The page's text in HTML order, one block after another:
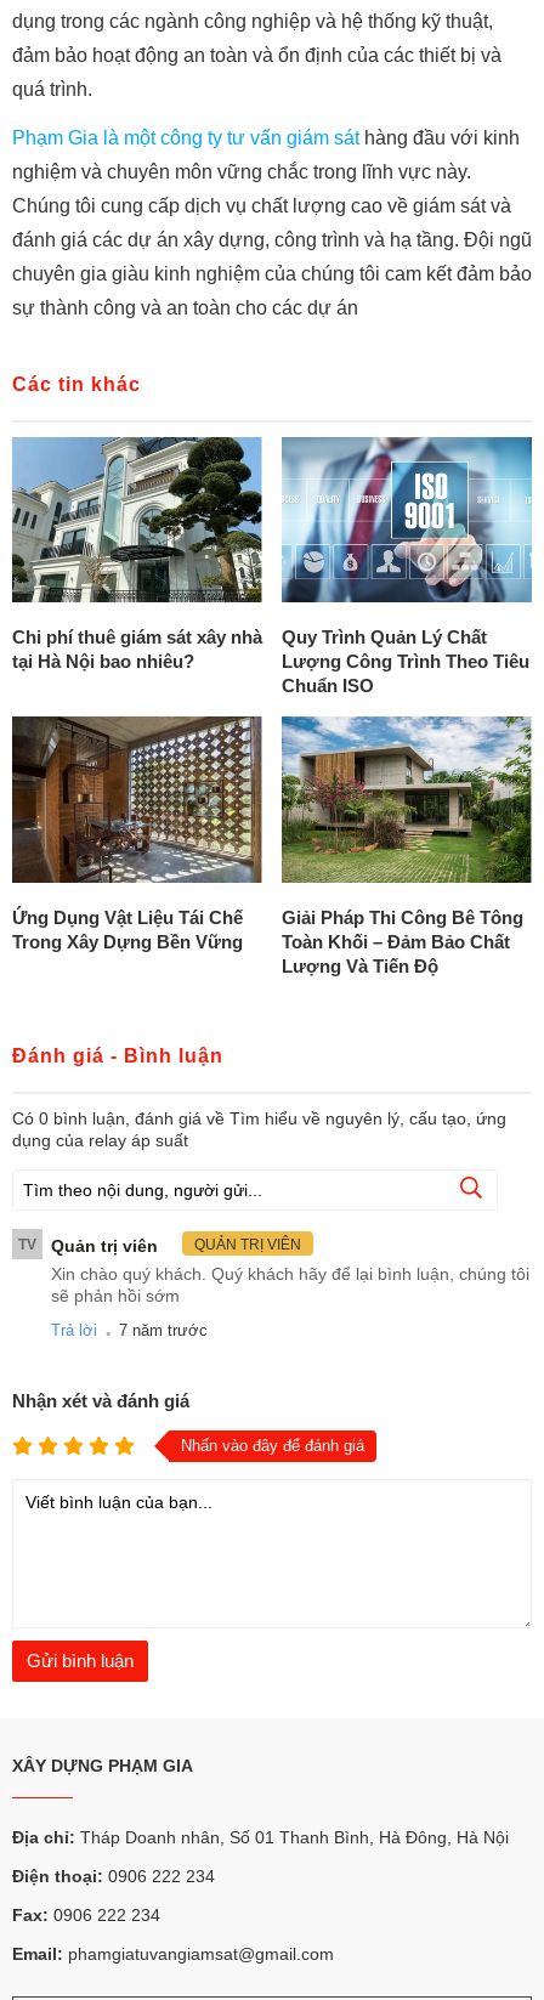
dụng trong các ngành công nghiệp và hệ thống kỹ thuật,
đảm bảo hoạt động an toàn và ổn định của các thiết bị và
quá trình.
Phạm Gia là một công ty tư vấn giám sáthàng đầu với kinh
nghiệm và chuyên môn vững chắc trong lĩnh vực này.
Chúng tôi cung cấp dịch vụ chất lượng cao về giám sát và
đánh giá các dự án xây dựng, công trình và hạ tầng. Đội ngũ
chuyên gia giàu kinh nghiệm của chúng tôi cam kết đảm bảo
sự thành công và an toàn cho các dự án
Các tin khác
Chi phí thuê giám sát xây nhà
tại Hà Nội bao nhiêu?
Quy Trình Quản Lý Chất
Lượng Công Trình Theo Tiêu
Chuẩn ISO
Ứng Dụng Vật Liệu Tái Chế
Trong Xây Dựng Bền Vững
Giải Pháp Thi Công Bê Tông
Toàn Khối – Đảm Bảo Chất
Lượng Và Tiến Độ
Đánh giá - Bình luận
Có 0 bình luận, đánh giá về Tìm hiểu về nguyên lý, cấu tạo, ứng
dụng của relay áp suất
TV Quản trị viên QUẢN TRỊ VIÊN
Xin chào quý khách. Quý khách hãy để lại bình luận, chúng tôi
sẽ phản hồi sớm
Trả lời . 7 năm trước
Nhận xét và đánh giá
Nhấn vào đây để đánh giá
XÂY DỰNG PHẠM GIA
Địa chỉ: Tháp Doanh nhân, Số 01 Thanh Bình, Hà Đông, Hà Nội
Điện thoại: 0906 222 234
Fax: 0906 222 234
Email: phamgiatuvangiamsat@gmail.com